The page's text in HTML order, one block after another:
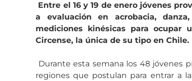
Entre el 16 y 19 de enero jóvenes
a evaluación en acrobacia,
mediciones kinésicas para
Circense, la única de su tipo en Chile.
Durante esta semana los 48 jóvenes
regiones que postulan para entrar a